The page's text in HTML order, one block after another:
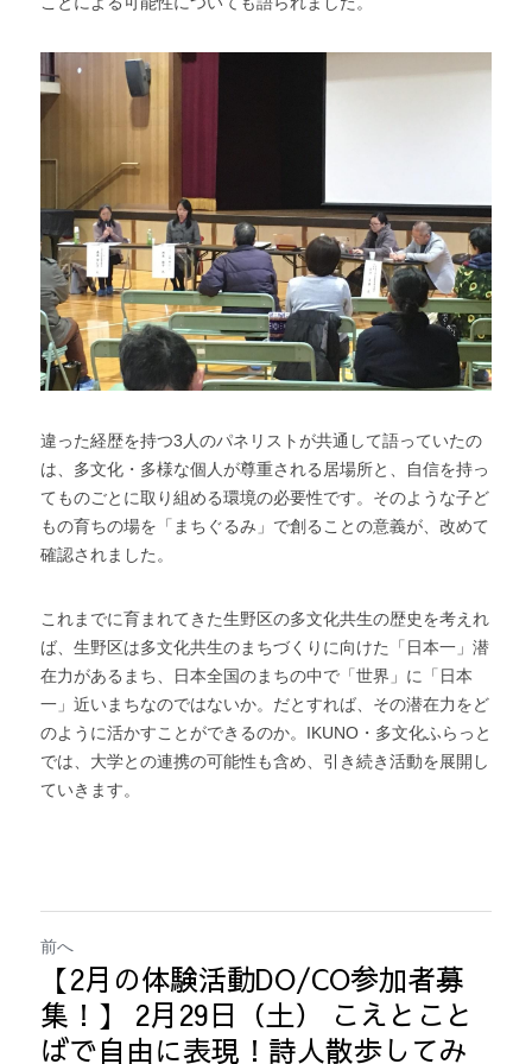
違った経歴を持つ3人のパネリストが共通して語っていたの
は、多文化・多様な個人が尊重される居場所と、自信を持っ
てものごとに取り組める環境の必要性です。そのような子ど
もの育ちの場を「まちぐるみ」で創ることの意義が、改めて
確認されました。
これまでに育まれてきた生野区の多文化共生の歴史を考えれ
ば、生野区は多文化共生のまちづくりに向けた「日本一」潜
在力があるまち、日本全国のまちの中で「世界」に「日本
一」近いまちなのではないか。だとすれば、その潜在力をど
のように活かすことができるのか。IKUNO・多文化ふらっと
では、大学との連携の可能性も含め、引き続き活動を展開し
ていきます。
前へ
【2月の体験活動DO/CO参加者募
集！】 2月29日（土） こえとこと
ばで自由に表現！詩人散歩してみ